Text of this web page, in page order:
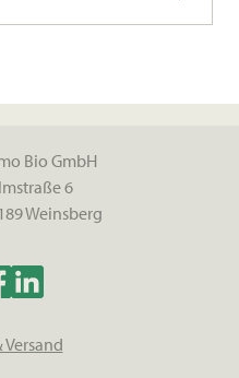
Bio GmbH
6
Weinsberg